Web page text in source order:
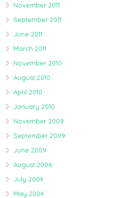
November 2011
September 2011
June 2011
March 2011
November 2010
August 2010
April 2010
January 2010
November 2009
September 2009
June 2009
August 2006
July 2004
May 2004